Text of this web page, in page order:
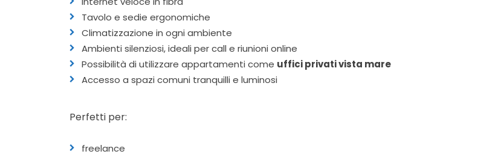
Tavolo e sedie ergonomiche
Climatizzazione in ogni ambiente
Ambienti silenziosi, ideali per call e riunioni online
Possibilità di utilizzare appartamenti come uffici privati vista mare
Accesso a spazi comuni tranquilli e luminosi
Perfetti per:
freelance